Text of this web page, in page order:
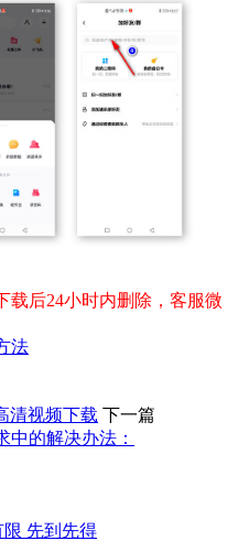
载后24小时内删除，客服微
法
清视频下载 下一篇
中的解决办法：
限 先到先得